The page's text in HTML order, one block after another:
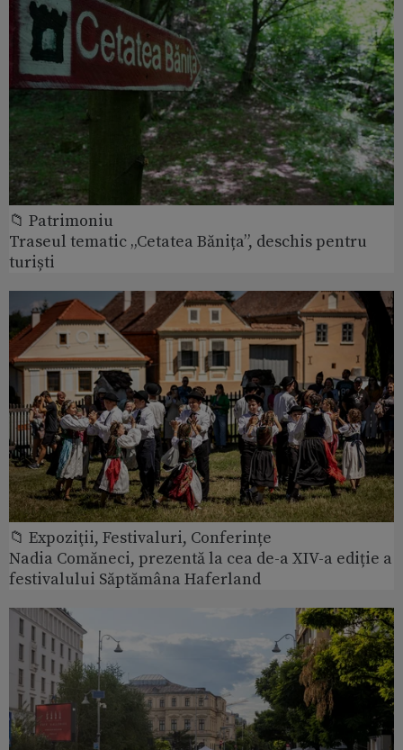
📁 Patrimoniu
Traseul tematic „Cetatea Bănița”, deschis pentru
turiști
📁 Expoziţii, Festivaluri, Conferințe
Nadia Comăneci, prezentă la cea de-a XIV-a ediție a
festivalului Săptămâna Haferland